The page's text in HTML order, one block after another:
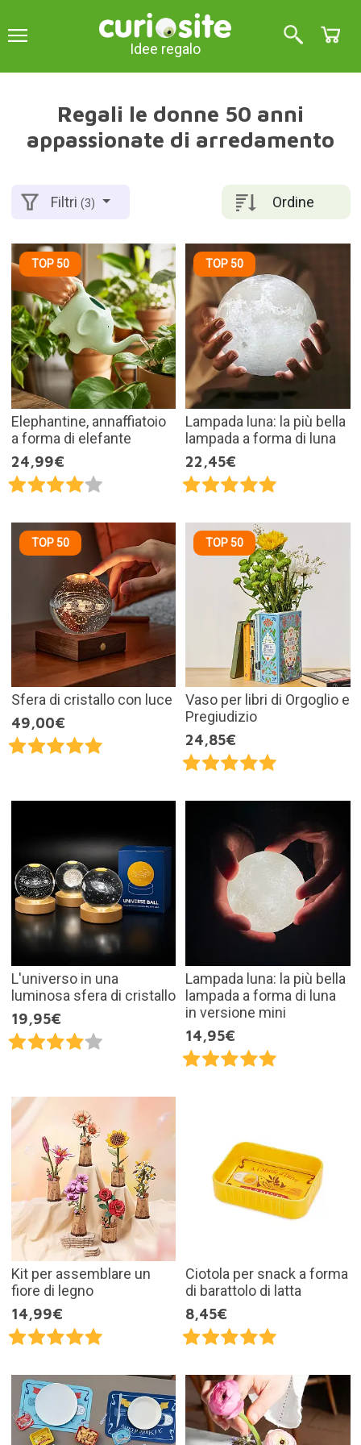
Idee regalo
Regali le donne 50 anni
appassionate di arredamento
Ordine
Filtri(3)
TOP 50
Elephantine, annaffiatoio
a forma di elefante
24,99€
TOP 50
Lampada luna: la più bella
lampada a forma di luna
22,45€
TOP 50
Sfera di cristallo con luce
49,00€
TOP 50
Vaso per libri di Orgoglio e
Pregiudizio
24,85€
L'universo in una
luminosa sfera di cristallo
19,95€
Lampada luna: la più bella
lampada a forma di luna
in versione mini
14,95€
Kit per assemblare un
fiore di legno
14,99€
Ciotola per snack a forma
di barattolo di latta
8,45€